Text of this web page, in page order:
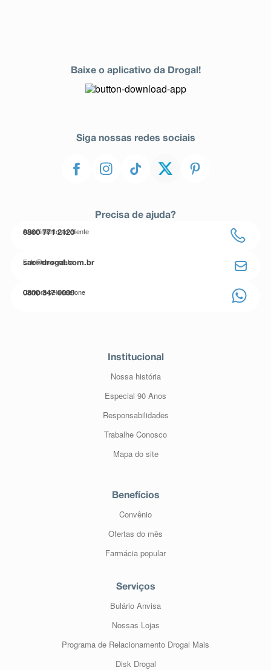
Baixe o aplicativo da Drogal!
Siga nossas redes sociais
Precisa de ajuda?
Atendimento ao cliente
0800 771 2120
Entre em contato
sac@drogal.com.br
Compre pelo telefone
0800 347 0000
Institucional
Nossa história
Especial 90 Anos
Responsabilidades
Trabalhe Conosco
Mapa do site
Benefícios
Convênio
Ofertas do mês
Farmácia popular
Serviços
Bulário Anvisa
Nossas Lojas
Programa de Relacionamento Drogal Mais
Disk Drogal